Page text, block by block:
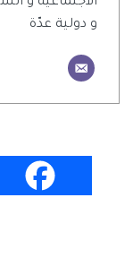
و دولية عدّة